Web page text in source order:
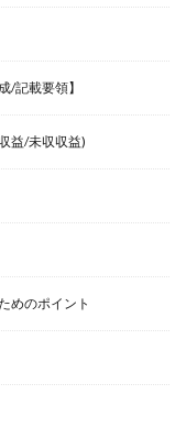
/記載要領】
益/未収収益)
めのポイント